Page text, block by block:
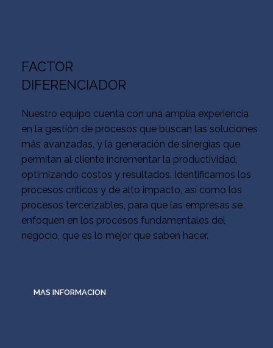
FACTOR
DIFERENCIADOR
Nuestro equipo cuenta con una amplia experiencia
en la gestión de procesos que buscan las soluciones
más avanzadas, y la generación de sinergias que
permitan al cliente incrementar la productividad,
optimizando costos y resultados. Identificamos los
procesos críticos y de alto impacto, así como los
procesos tercerizables, para que las empresas se
enfoquen en los procesos fundamentales del
negocio, que es lo mejor que saben hacer.
MAS INFORMACION